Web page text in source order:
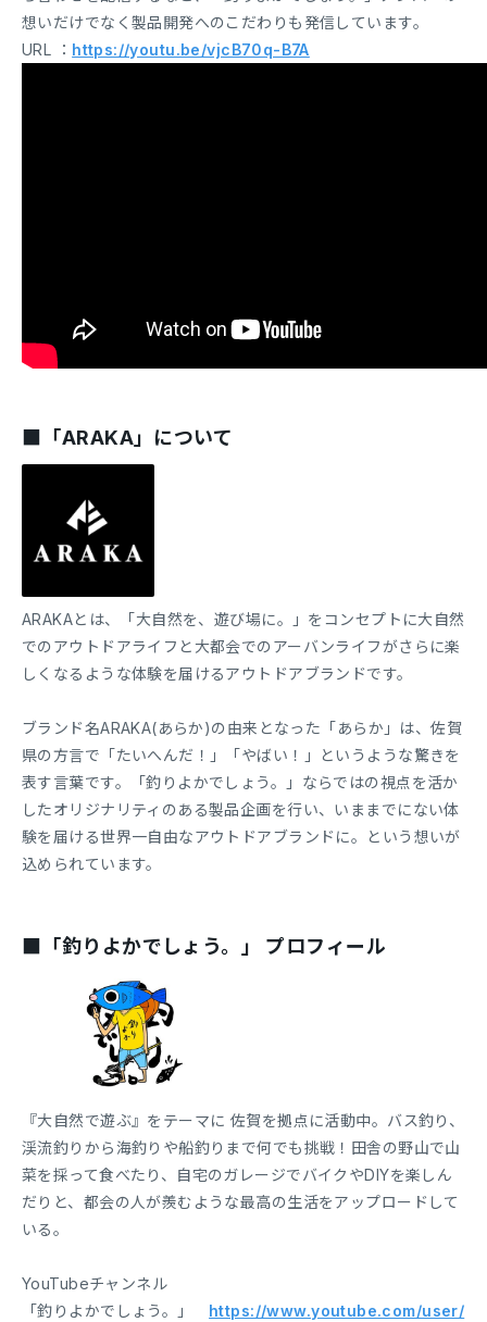
想いだけでなく製品開発へのこだわりも発信しています。
URL ： https://youtu.be/vjcB70q-B7A
■「ARAKA」について
ARAKAとは、「大自然を、遊び場に。」をコンセプトに大自然
でのアウトドアライフと大都会でのアーバンライフがさらに楽
しくなるような体験を届けるアウトドアブランドです。
ブランド名ARAKA(あらか)の由来となった「あらか」は、佐賀
県の方言で「たいへんだ！」「やばい！」というような驚きを
表す言葉です。「釣りよかでしょう。」ならではの視点を活か
したオリジナリティのある製品企画を行い、いままでにない体
験を届ける世界一自由なアウトドアブランドに。という想いが
込められています。
■「釣りよかでしょう。」 プロフィール
『大自然で遊ぶ』をテーマに 佐賀を拠点に活動中。バス釣り、
渓流釣りから海釣りや船釣りまで何でも挑戦！田舎の野山で山
菜を採って食べたり、自宅のガレージでバイクやDIYを楽しん
だりと、都会の人が羨むような最高の生活をアップロードして
いる。
YouTubeチャンネル
「釣りよかでしょう。」 https://www.youtube.com/user/